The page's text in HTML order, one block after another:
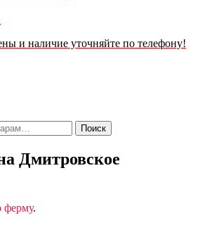
и наличие уточняйте по телефону!
Поиск
Дмитровское
ферму.